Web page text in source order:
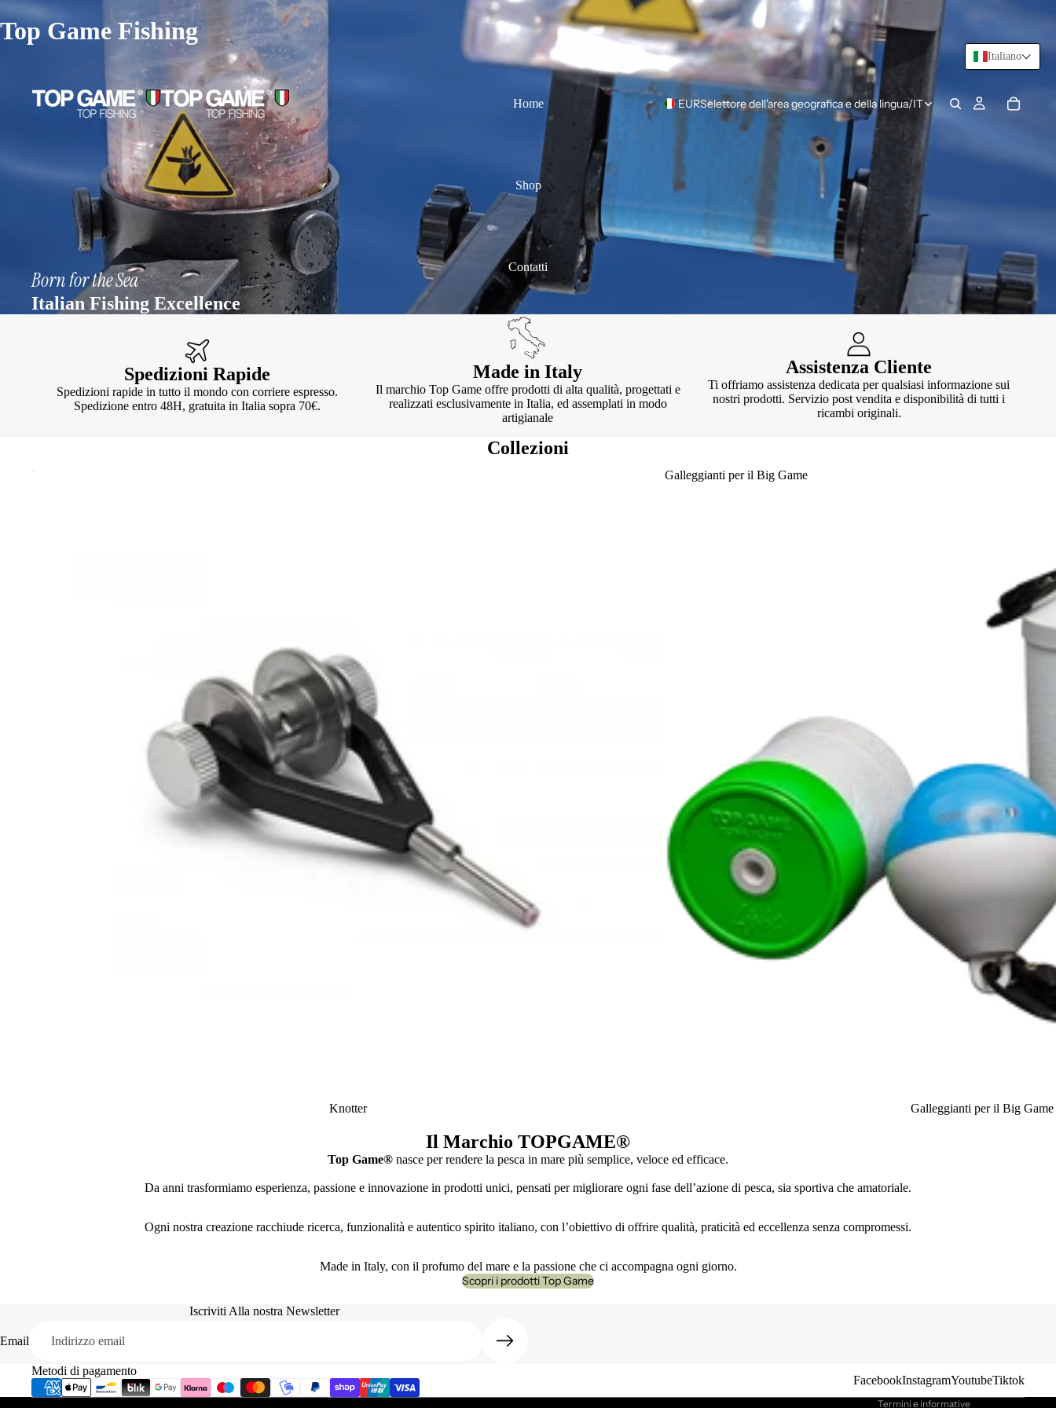
Top Game Fishing
Home
Shop
Contatti
Altro
EURSelettore dell'area geografica e della lingua/IT
Born for the Sea
Italian Fishing Excellence
Spedizioni Rapide
Spedizioni rapide in tutto il mondo con corriere espresso.
Spedizione entro 48H, gratuita in Italia sopra 70€.
Made in Italy
Il marchio Top Game offre prodotti di alta qualità, progettati e
realizzati esclusivamente in Italia, ed assemplati in modo
artigianale
Assistenza Cliente
Ti offriamo assistenza dedicata per qualsiasi informazione sui
nostri prodotti. Servizio post vendita e disponibilità di tutti i
ricambi originali.
Collezioni
Knotter
Knotter
Galleggianti per il Big Game
Galleggianti per il Big Game
Il Marchio TOPGAME®
Top Game® nasce per rendere la pesca in mare più semplice, veloce ed efficace.
Da anni trasformiamo esperienza, passione e innovazione in prodotti unici, pensati per migliorare ogni fase dell’azione di pesca, sia sportiva che amatoriale.
Ogni nostra creazione racchiude ricerca, funzionalità e autentico spirito italiano, con l’obiettivo di offrire qualità, praticità ed eccellenza senza compromessi.
Made in Italy, con il profumo del mare e la passione che ci accompagna ogni giorno.
Scopri i prodotti Top Game
Iscriviti Alla nostra Newsletter
Email
Metodi di pagamento
FacebookInstagramYoutubeTiktok
Termini e informative
Informativa sulle spedizioni
Italiano